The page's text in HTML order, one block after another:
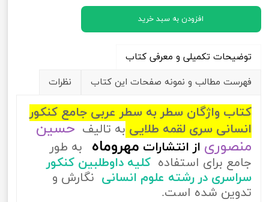
افزودن به سبد خرید
توضیحات تکمیلی و معرفی کتاب
فهرست مطالب و نمونه صفحات این کتاب
نظرات
کتاب واژگان سطر به سطر عربی جامع کنکور
انسانی سری لقمه طلایی به تالیف حسین
منصوری از انتشارات مهروماه
به طور
جامع برای استفاده کلیه داوطلبین کنکور
سراسری در رشته علوم انسانی نگارش و
تدوین شده است.